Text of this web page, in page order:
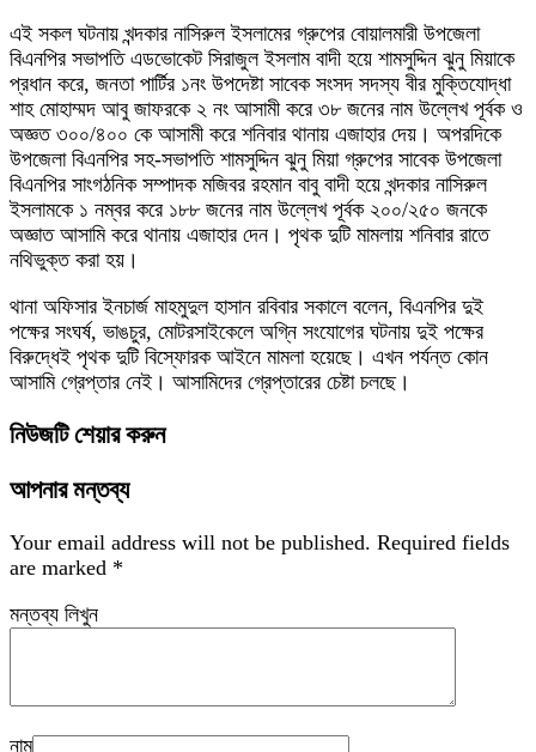
এই সকল ঘটনায় খন্দকার নাসিরুল ইসলামের গ্রুপের বোয়ালমারী উপজেলা
বিএনপির সভাপতি এডভোকেট সিরাজুল ইসলাম বাদী হয়ে শামসুদ্দিন ঝুনু মিয়াকে
প্রধান করে, জনতা পার্টির ১নং উপদেষ্টা সাবেক সংসদ সদস্য বীর মুক্তিযোদ্ধা
শাহ মোহাম্মদ আবু জাফরকে ২ নং আসামী করে ৩৮ জনের নাম উল্লেখ পূর্বক ও
অজ্ঞত ৩০০/৪০০ কে আসামী করে শনিবার থানায় এজাহার দেয়। অপরদিকে
উপজেলা বিএনপির সহ-সভাপতি শামসুদ্দিন ঝুনু মিয়া গ্রুপের সাবেক উপজেলা
বিএনপির সাংগঠনিক সম্পাদক মজিবর রহমান বাবু বাদী হয়ে খন্দকার নাসিরুল
ইসলামকে ১ নম্বর করে ১৮৮ জনের নাম উল্লেখ পূর্বক ২০০/২৫০ জনকে
অজ্ঞাত আসামি করে থানায় এজাহার দেন। পৃথক দুটি মামলায় শনিবার রাতে
নথিভুক্ত করা হয়।
থানা অফিসার ইনচার্জ মাহমুদুল হাসান রবিবার সকালে বলেন, বিএনপির দুই
পক্ষের সংঘর্ষ, ভাঙচুর, মোটরসাইকেলে অগ্নি সংযোগের ঘটনায় দুই পক্ষের
বিরুদ্ধেই পৃথক দুটি বিস্ফোরক আইনে মামলা হয়েছে। এখন পর্যন্ত কোন
আসামি গ্রেপ্তার নেই। আসামিদের গ্রেপ্তারের চেষ্টা চলছে।
নিউজটি শেয়ার করুন
আপনার মন্তব্য
Your email address will not be published. Required fields
are marked *
মন্তব্য লিখুন
নাম